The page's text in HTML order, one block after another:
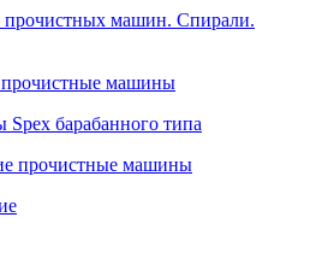
машин. Спирали.
прочистные машины
барабанного типа
прочистные машины